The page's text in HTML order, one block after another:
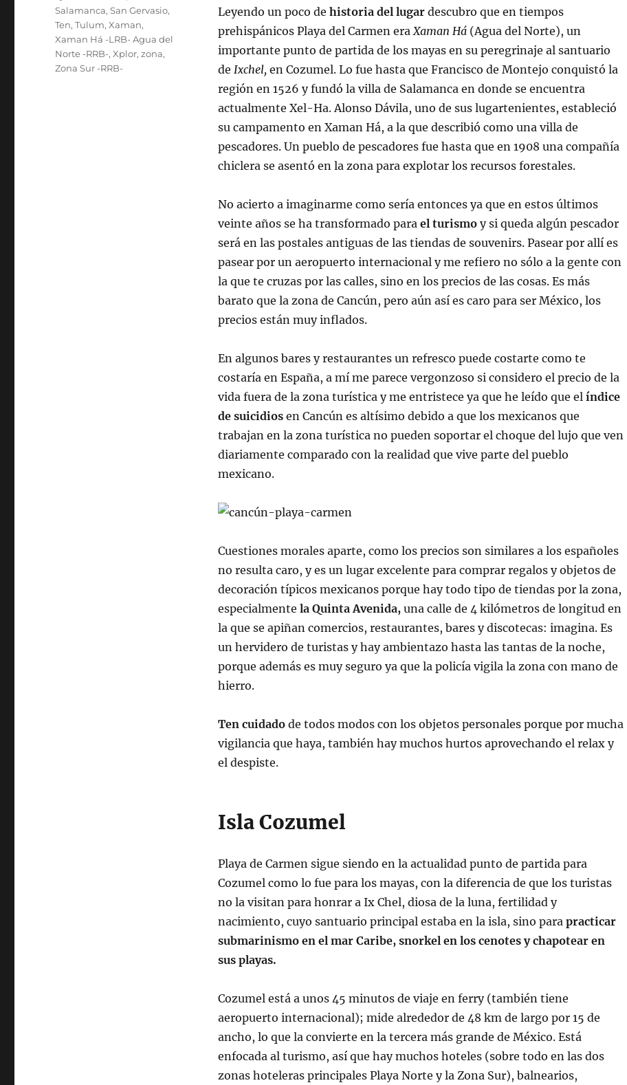
Leyendo un poco de historia del lugardescubro que en tiempos
prehispánicos Playa del Carmen eraXaman Há(Agua del Norte), un
importante punto de partida de los mayas en su peregrinaje al santuario
de Ixchel,en Cozumel. Lo fue hasta que Francisco de Montejo conquistó la
región en 1526 y fundó la villa de Salamanca en donde se encuentra
actualmente Xel-Ha. Alonso Dávila, uno de sus lugartenientes, estableció
su campamento en Xaman Há, a la que describió como una villa de
pescadores. Un pueblo de pescadores fue hasta que en 1908 una compañía
chiclera se asentó en la zona para explotar los recursos forestales.
No acierto a imaginarme como sería entonces ya que en estos últimos
veinte años se ha transformado para el turismoy si queda algún pescador
será en las postales antiguas de las tiendas de souvenirs. Pasear por allí es
pasear por un aeropuerto internacional y me refiero no sólo a la gente con
la que te cruzas por las calles, sino en los precios de las cosas. Es más
barato que la zona de Cancún, pero aún así es caro para ser México, los
precios están muy inflados.
En algunos bares y restaurantes un refresco puede costarte como te
costaría en España, a mí me parece vergonzoso si considero el precio de la
vida fuera de la zona turística y me entristece ya que he leído que el índice
de suicidiosen Cancún es altísimo debido a que los mexicanos que
trabajan en la zona turística no pueden soportar el choque del lujo que ven
diariamente comparado con la realidad que vive parte del pueblo
mexicano.
Cuestiones morales aparte, como los precios son similares a los españoles
no resulta caro, y es un lugar excelente para comprar regalos y objetos de
decoración típicos mexicanos porque hay todo tipo de tiendas por la zona,
especialmente la Quinta Avenida,una calle de 4 kilómetros de longitud en
la que se apiñan comercios, restaurantes, bares y discotecas: imagina. Es
un hervidero de turistas y hay ambientazo hasta las tantas de la noche,
porque además es muy seguro ya que la policía vigila la zona con mano de
hierro.
Ten cuidadode todos modos con los objetos personales porque por mucha
vigilancia que haya, también hay muchos hurtos aprovechando el relax y
el despiste.
Isla Cozumel
Playa de Carmen sigue siendo en la actualidad punto de partida para
Cozumel como lo fue para los mayas, con la diferencia de que los turistas
no la visitan para honrar a Ix Chel, diosa de la luna, fertilidad y
nacimiento, cuyo santuario principal estaba en la isla, sino para practicar
submarinismo en el mar Caribe, snorkel en los cenotes y chapotear en
sus playas.
Cozumel está a unos 45 minutos de viaje en ferry (también tiene
aeropuerto internacional); mide alrededor de 48 km de largo por 15 de
ancho, lo que la convierte en la tercera más grande de México. Está
enfocada al turismo, así que hay muchos hoteles (sobre todo en las dos
zonas hoteleras principales Playa Norte y la Zona Sur), balnearios,
Salamanca,San Gervasio,
Ten,Tulum,Xaman,
Xaman Há -LRB- Agua del
Norte -RRB-,Xplor,zona,
Zona Sur -RRB-